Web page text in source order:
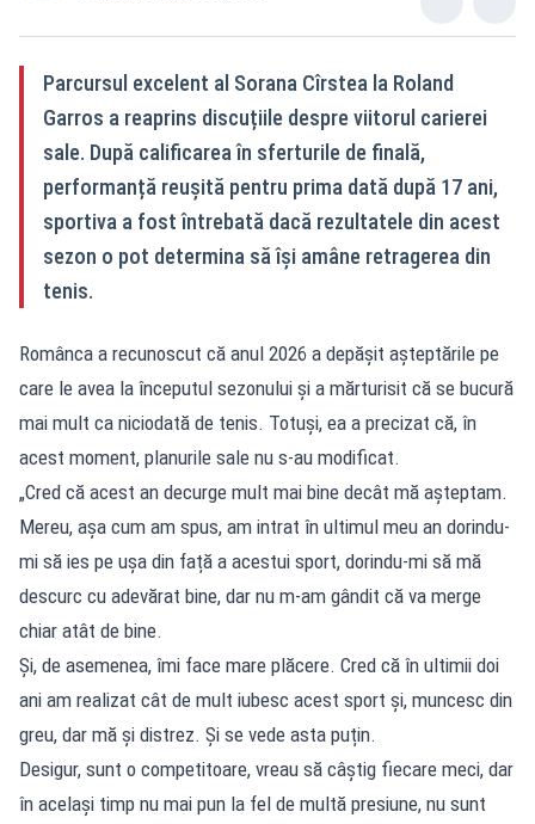
Parcursul excelent al Sorana Cîrstea la Roland
Garros a reaprins discuțiile despre viitorul carierei
sale. După calificarea în sferturile de finală,
performanță reușită pentru prima dată după 17 ani,
sportiva a fost întrebată dacă rezultatele din acest
sezon o pot determina să își amâne retragerea din
tenis.
Românca a recunoscut că anul 2026 a depășit așteptările pe
care le avea la începutul sezonului și a mărturisit că se bucură
mai mult ca niciodată de tenis. Totuși, ea a precizat că, în
acest moment, planurile sale nu s-au modificat.
„Cred că acest an decurge mult mai bine decât mă așteptam.
Mereu, așa cum am spus, am intrat în ultimul meu an dorindu-
mi să ies pe ușa din față a acestui sport, dorindu-mi să mă
descurc cu adevărat bine, dar nu m-am gândit că va merge
chiar atât de bine.
Și, de asemenea, îmi face mare plăcere. Cred că în ultimii doi
ani am realizat cât de mult iubesc acest sport și, muncesc din
greu, dar mă și distrez. Și se vede asta puțin.
Desigur, sunt o competitoare, vreau să câștig fiecare meci, dar
în același timp nu mai pun la fel de multă presiune, nu sunt